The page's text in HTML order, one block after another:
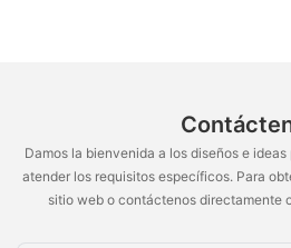
Damos la bienvenida a los diseños e
atender los requisitos específicos. Para
sitio web o contáctenos directamente